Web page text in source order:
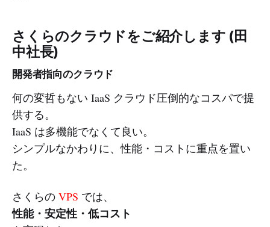
さくらのクラウドをご紹介します (田
中社長)
開発者指向のクラウド
何の変哲もない IaaS クラウド圧倒的なコスパで提
供する。
IaaS は多機能でなくて良い。
シンプルなかわりに、性能・コストに重点を置い
た。
さくらの VPS では、
性能・安定性・低コスト